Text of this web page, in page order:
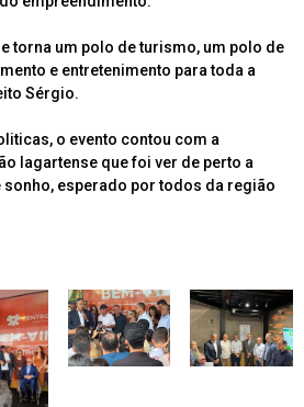
torna um polo de turismo, um polo de
e entretenimento para toda a
Sérgio.
o evento contou com a
lagartense que foi ver de perto a
esperado por todos da região